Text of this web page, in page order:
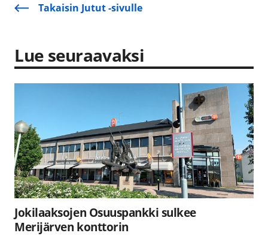
Takaisin Jutut -sivulle
Lue seuraavaksi
Jokilaaksojen Osuuspankki sulkee
Merijärven konttorin